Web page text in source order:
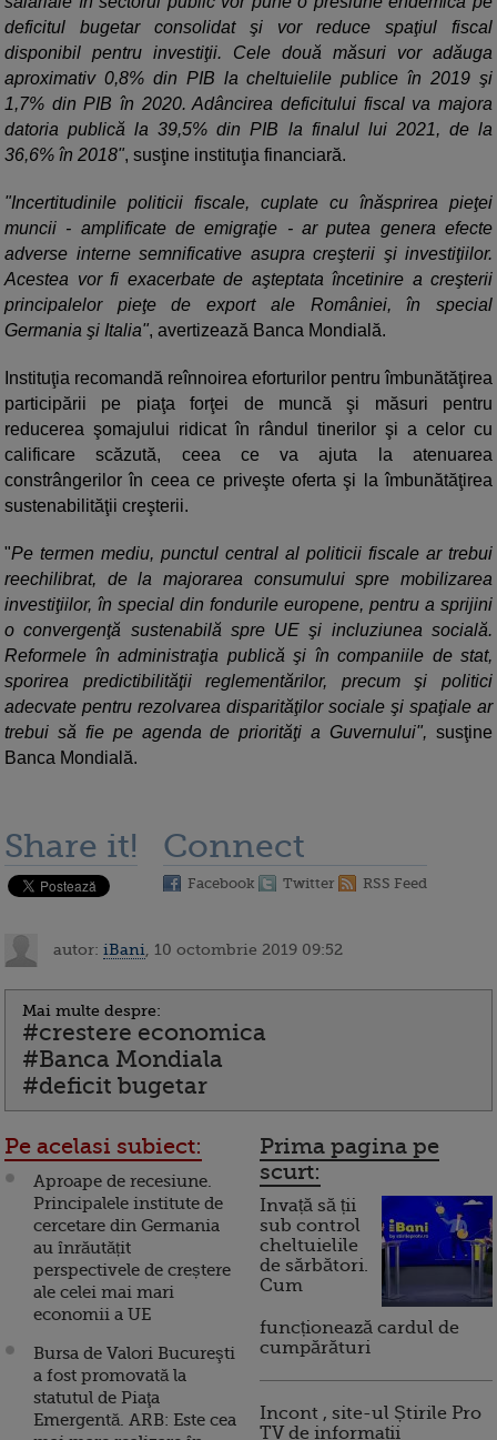
deficitul bugetar consolidat şi vor reduce spaţiul fiscal
disponibil pentru investiţii. Cele două măsuri vor adăuga
aproximativ 0,8% din PIB la cheltuielile publice în 2019 şi
1,7% din PIB în 2020. Adâncirea deficitului fiscal va majora
datoria publică la 39,5% din PIB la finalul lui 2021, de la
36,6% în 2018", susţine instituţia financiară.
"Incertitudinile politicii fiscale, cuplate cu înăsprirea pieţei
muncii - amplificate de emigraţie - ar putea genera efecte
adverse interne semnificative asupra creşterii şi investiţiilor.
Acestea vor fi exacerbate de aşteptata încetinire a creşterii
principalelor pieţe de export ale României, în special
Germania şi Italia", avertizează Banca Mondială.
Instituţia recomandă reînnoirea eforturilor pentru îmbunătăţirea
participării pe piaţa forţei de muncă şi măsuri pentru
reducerea şomajului ridicat în rândul tinerilor şi a celor cu
calificare scăzută, ceea ce va ajuta la atenuarea
constrângerilor în ceea ce priveşte oferta şi la îmbunătăţirea
sustenabilităţii creşterii.
"Pe termen mediu, punctul central al politicii fiscale ar trebui
reechilibrat, de la majorarea consumului spre mobilizarea
investiţiilor, în special din fondurile europene, pentru a sprijini
o convergenţă sustenabilă spre UE şi incluziunea socială.
Reformele în administraţia publică şi în companiile de stat,
sporirea predictibilităţii reglementărilor, precum şi politici
adecvate pentru rezolvarea disparităţilor sociale şi spaţiale ar
trebui să fie pe agenda de priorităţi a Guvernului", susţine
Banca Mondială.
Share it! Connect
Facebook Twitter RSS Feed
autor: iBani , 10 octombrie 2019 09:52
Mai multe despre:
#crestere economica
#Banca Mondiala
#deficit bugetar
Pe acelasi subiect:
Aproape de recesiune.
Principalele institute de
cercetare din Germania
au înrăutățit
perspectivele de creștere
ale celei mai mari
economii a UE
Bursa de Valori Bucureşti
a fost promovată la
statutul de Piaţa
Emergentă. ARB: Este cea
Prima pagina pe
scurt:
Invață să ții
sub control
cheltuielile
de sărbători.
Cum
funcționează cardul de
cumpărături
Incont , site-ul Știrile Pro
TV de informații